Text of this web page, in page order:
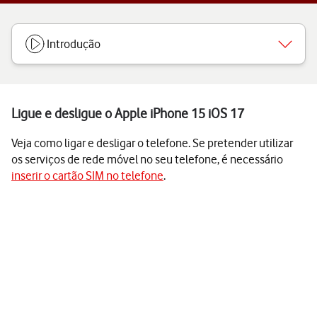
Introdução
Ligue e desligue o Apple iPhone 15 iOS 17
Veja como ligar e desligar o telefone. Se pretender utilizar
os serviços de rede móvel no seu telefone, é necessário
inserir o cartão SIM no telefone.